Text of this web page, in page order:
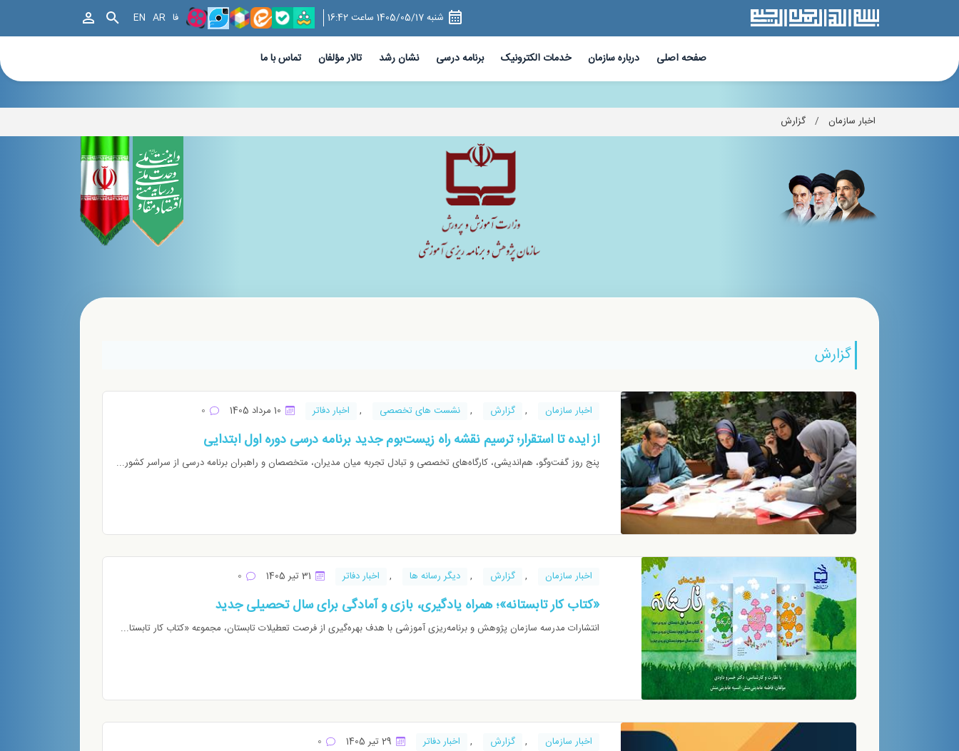
وزارت آموزش و پرورش ، سازمان پژوهش و برنامه ریزی آموزشی ، سازمان پژوهش،چارت سازمانی سازمان پژوهش و برنامه‌ریزی آموزشی،اخبار سازمان
EN AR فا شنبه 1405/05/17 ساعت 16:42
صفحه اصلی درباره سازمان خدمات الکترونیک برنامه درسی نشان رشد تالار مؤلفان تماس با ما
اخبار سازمان / گزارش
گزارش
اخبار سازمان , گزارش , نشست های تخصصی , اخبار دفاتر
از ایده تا استقرار؛ ترسيم نقشه راه زیست‌بوم جدید برنامه درسی دوره اول ابتدایی
پنج روز گفت‌وگو، هم‌اندیشی، کارگاه‌های تخصصی و تبادل تجربه میان مدیران، متخصصان و راهبران برنامه درسی از سراسر کشور...
اخبار سازمان , گزارش , دیگر رسانه ها , اخبار دفاتر
«کتاب کار تابستانه»؛ همراه یادگیری، بازی و آمادگی برای سال تحصیلی جدید
انتشارات مدرسه سازمان پژوهش و برنامه‌ریزی آموزشی با هدف بهره‌گیری از فرصت تعطیلات تابستان، مجموعه «کتاب کار تابستا...
اخبار سازمان , گزارش , اخبار دفاتر